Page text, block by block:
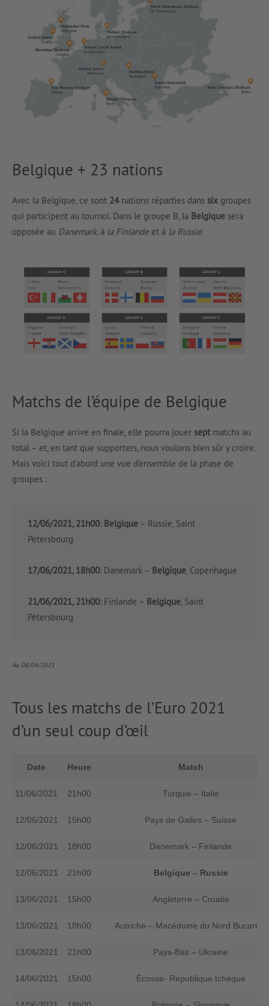
Belgique + 23 nations
Avec la Belgique, ce sont 24nations réparties dans six groupes
qui participent au tournoi. Dans le groupe B, la Belgique sera
opposée au Danemark, à la Finlande et à la Russie.
Matchs de l’équipe de Belgique
Si la Belgique arrive en finale, elle pourra jouer sept matchs au
total – et, en tant que supporters, nous voulons bien sûr y croire.
Mais voici tout d’abord une vue d’ensemble de la phase de
groupes :
12/06/2021, 21h00: Belgique – Russie, Saint
Pétersbourg
17/06/2021, 18h00: Danemark – Belgique , Copenhague
21/06/2021, 21h00: Finlande – Belgique , Saint
Pétersbourg
Au 08/04/2021
Tous les matchs de l’Euro 2021
d’un seul coup d’œil
Date Heure Match
11/06/2021 21h00 Turquie – Italie
12/06/2021 15h00 Pays de Galles – Suisse
12/06/2021 18h00 Danemark – Finlande
12/06/2021 21h00 Belgique – Russie
13/06/2021 15h00 Angleterre – Croatie
13/06/2021 18h00 Autriche – Macédoine du Nord Bucarest
13/06/2021 21h00 Pays-Bas – Ukraine
14/06/2021 15h00 Écosse- République tchèque